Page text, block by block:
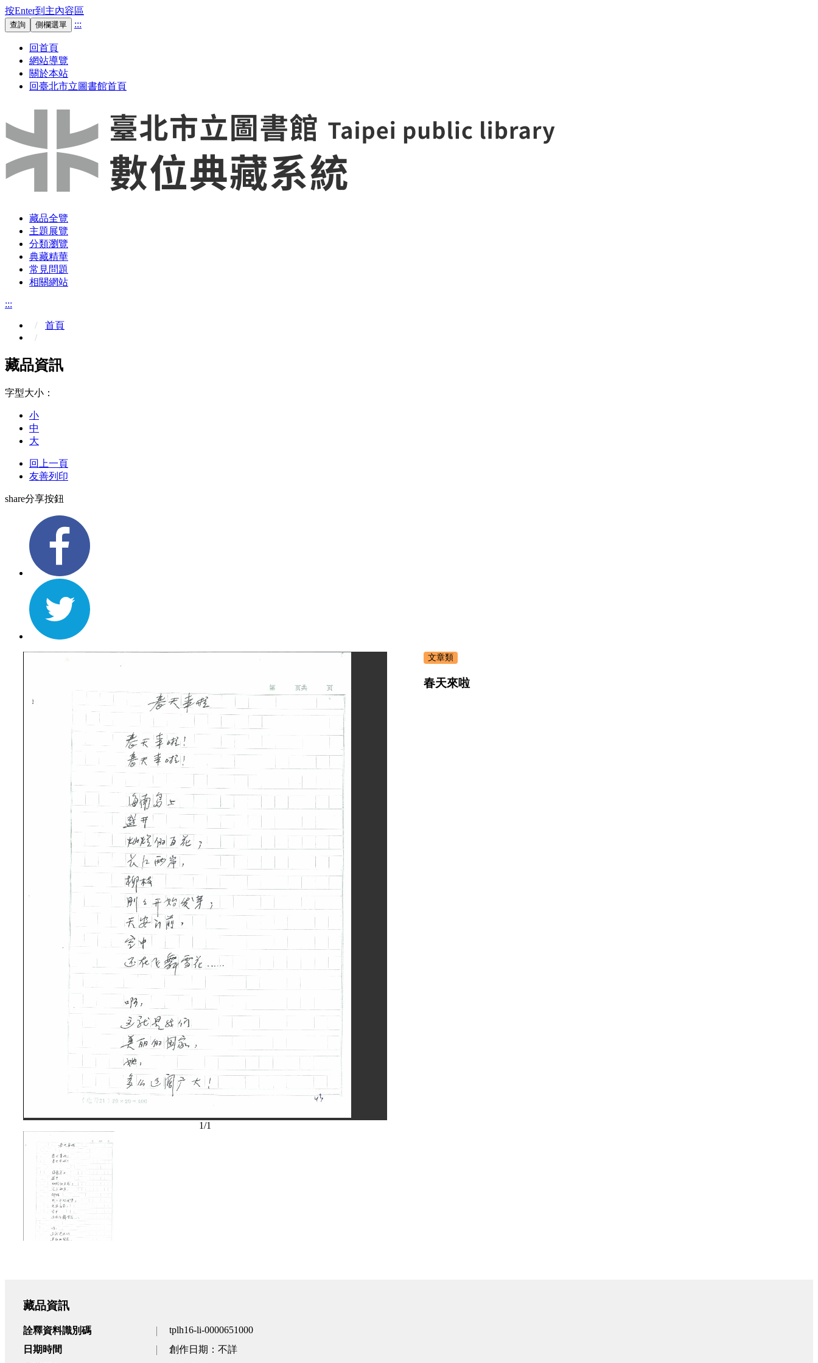
按Enter到主內容區
查詢 側欄選單 :::
回首頁
網站導覽
關於本站
回臺北市立圖書館首頁
藏品全覽
主題展覽
分類瀏覽
典藏精華
常見問題
相關網站
:::
首頁
藏品資訊
字型大小：
小
中
大
回上一頁
友善列印
share分享按鈕
1/1
文章類
春天來啦
藏品資訊
詮釋資料識別碼
tplh16-li-0000651000
日期時間
創作日期：不詳